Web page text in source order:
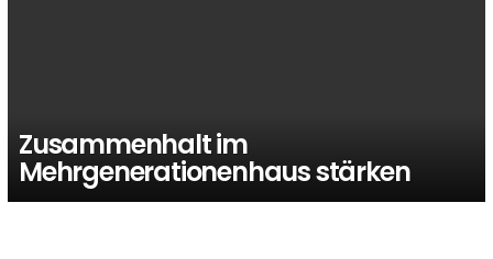
Zusammenhalt im
Mehrgenerationenhaus stärken